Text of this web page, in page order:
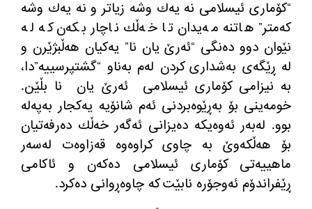
“كۆماری ئیسلامی نه‌ یه‌ك وشه‌ زیاتر و نه‌ یه‌ك وشه‌
كه‌متر” هاتنه‌ مه‌یدان تا خه‌ڵك ناچار بكه‌ن كه‌ له‌
نێوان دوو ده‌نگی “ئه‌رێ یان نا” یه‌كیان هه‌ڵبژێرن و
له‌ ڕێگه‌ی به‌شداری كردن له‌م به‌ناو “گشتپرسییه‌”دا،
به‌ نیزامی كۆماری ئیسلامی
ئه‌رێ یان
نا بڵێن.
خومه‌ینی بۆ به‌ڕێوه‌بردنی ئه‌م شانۆیه‌ یه‌كجار به‌په‌له‌
بوو. له‌به‌ر ئه‌وه‌یكه‌ ده‌یزانی ئه‌گه‌ر خه‌ڵك ده‌رفه‌تیان
بۆ هه‌ڵكه‌وێ به‌ چاوی كراوه‌وه‌ قه‌زاوه‌ت له‌سه‌ر
ماهییه‌تی كۆماری ئیسلامی ده‌كه‌ن و ئاكامی
ڕێفراندۆم ئه‌وجۆره‌ نابێت كه‌ چاوه‌ڕوانی ده‌كرد.